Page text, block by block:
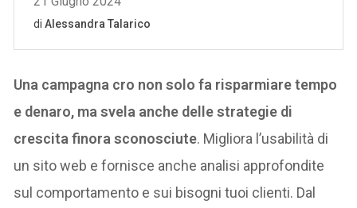
Una campagna cro non solo fa risparmiare tempo
e denaro, ma svela anche delle strategie di
crescita finora sconosciute. Migliora l’usabilità di
un sito web e fornisce anche analisi approfondite
sul comportamento e sui bisogni tuoi clienti. Dal